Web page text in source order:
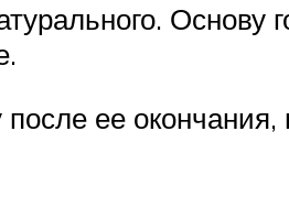
Основу
ее окончания,